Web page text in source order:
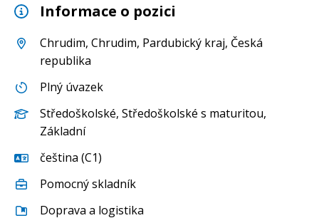
Informace o pozici
Chrudim, Chrudim, Pardubický kraj, Česká
republika
Plný úvazek
Středoškolské, Středoškolské s maturitou,
Základní
čeština (C1)
Pomocný skladník
Doprava a logistika